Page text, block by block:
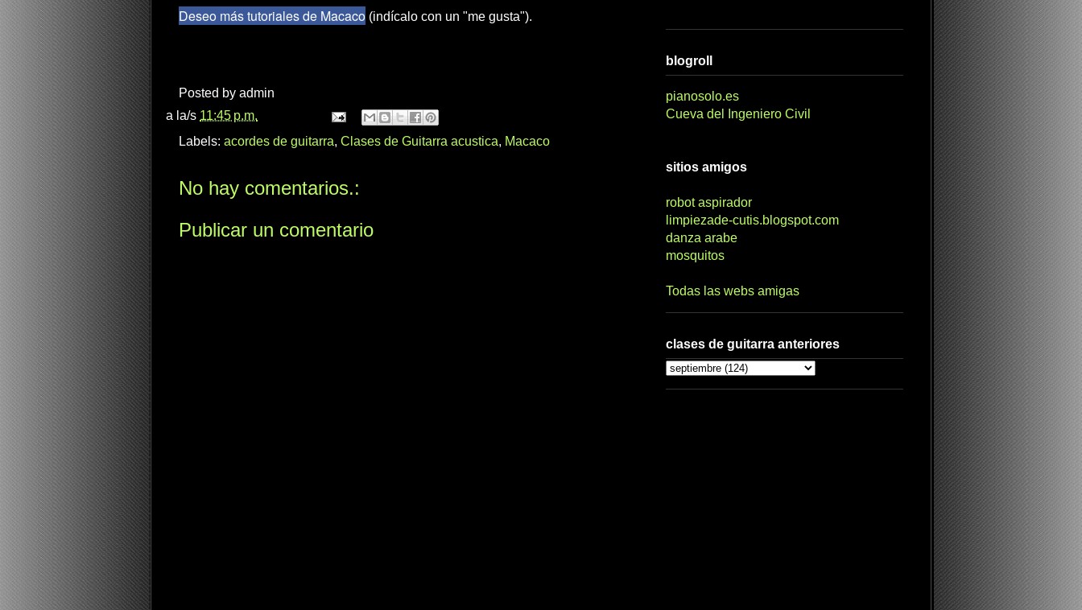
Deseo más tutoriales de Macaco (indícalo con un "me gusta").
Posted by admin
a la/s 11:45 p.m.
Labels: acordes de guitarra, Clases de Guitarra acustica, Macaco
No hay comentarios.:
Publicar un comentario
blogroll
pianosolo.es
Cueva del Ingeniero Civil
sitios amigos
robot aspirador
limpiezade-cutis.blogspot.com
danza arabe
mosquitos
Todas las webs amigas
clases de guitarra anteriores